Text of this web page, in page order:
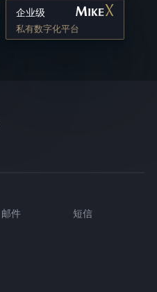
企业级
私有数字化平台
邮件
短信